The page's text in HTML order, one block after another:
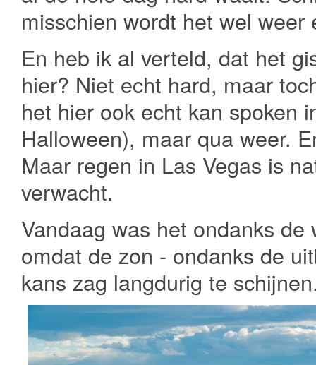
misschien wordt het wel
En heb ik al verteld, dat het
hier? Niet echt hard, maar
het hier ook echt kan spoken
Halloween), maar qua weer.
Maar regen in Las Vegas is
verwacht.
Vandaag was het ondanks
omdat de zon - ondanks de
kans zag langdurig te